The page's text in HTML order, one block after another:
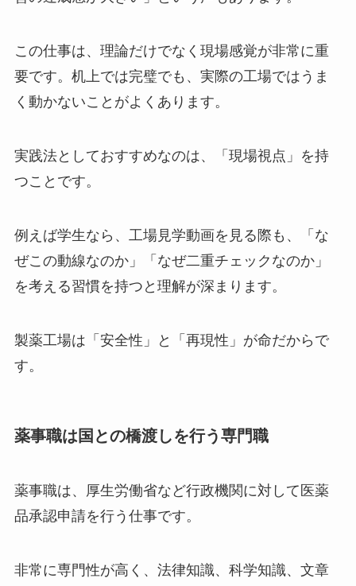
この仕事は、理論だけでなく現場感覚が非常に重
要です。机上では完璧でも、実際の工場ではうま
く動かないことがよくあります。
実践法としておすすめなのは、「現場視点」を持
つことです。
例えば学生なら、工場見学動画を見る際も、「な
ぜこの動線なのか」「なぜ二重チェックなのか」
を考える習慣を持つと理解が深まります。
製薬工場は「安全性」と「再現性」が命だからで
す。
薬事職は国との橋渡しを行う専門職
薬事職は、厚生労働省など行政機関に対して医薬
品承認申請を行う仕事です。
非常に専門性が高く、法律知識、科学知識、文章